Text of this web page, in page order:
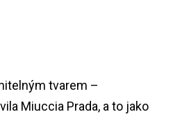
tvarem –
Miuccia Prada, a to jako